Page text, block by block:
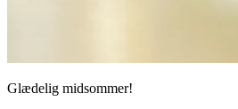
Glædelig midsommer!